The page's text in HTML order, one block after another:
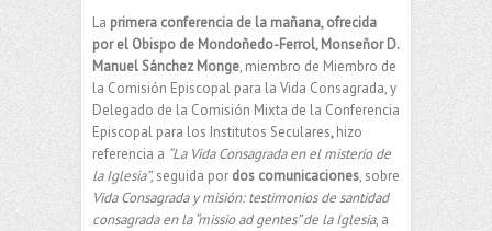
La primera conferencia de la mañana, ofrecida
por el Obispo de Mondoñedo-Ferrol, Monseñor D.
Manuel Sánchez Monge, miembro de Miembro de
la Comisión Episcopal para la Vida Consagrada, y
Delegado de la Comisión Mixta de la Conferencia
Episcopal para los Institutos Seculares,hizo
referencia a “La Vida Consagrada en elmisterio de
la Iglesia”, seguida por dos comunicaciones, sobre
Vida Consagrada ymisión: testimonios de santidad
consagrada en la “missio ad gentes” de la Iglesia, a